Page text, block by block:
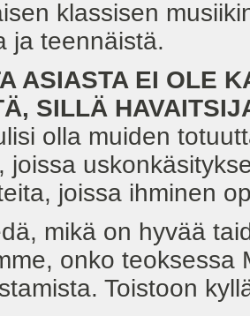
klassisen
ja teennäistä.
ASIASTA EI OLE
SILLÄ
olla muiden
joissa
joissa ihminen
mikä on hyvää
onko teoksessa
Toistoon